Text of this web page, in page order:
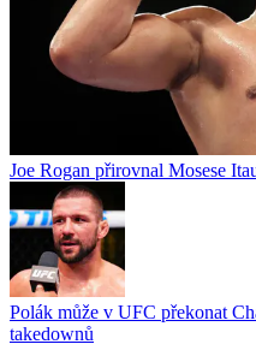
Joe Rogan přirovnal Mosese
Polák může v UFC překonat
takedownů